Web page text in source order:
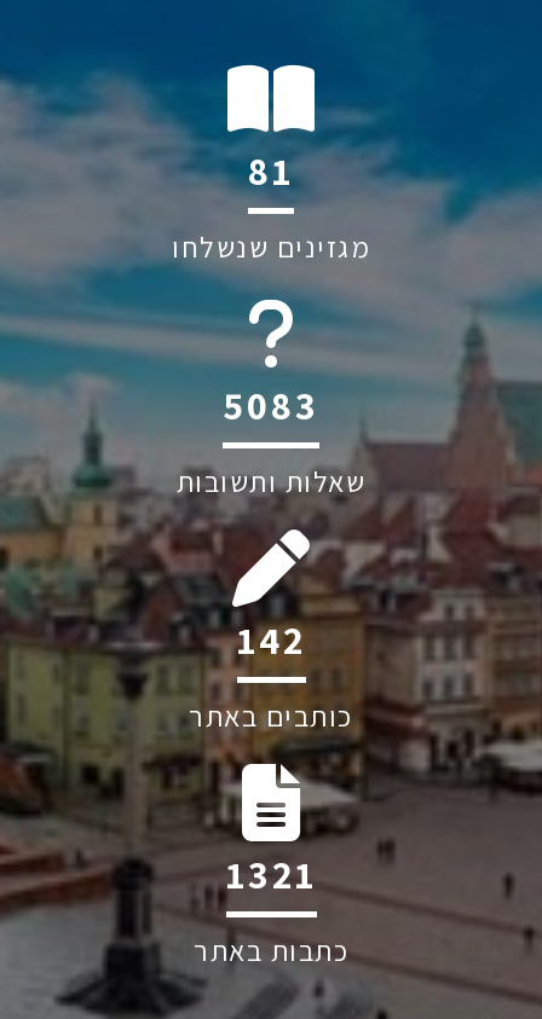
122
מגזינים שנשלחו
6045
שאלות ותשובות
214
כותבים באתר
1993
כתבות באתר